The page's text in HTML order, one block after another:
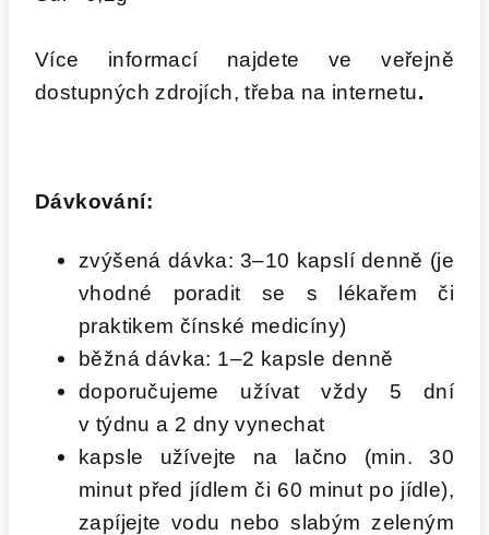
Více informací najdete ve veřejně
dostupných zdrojích, třeba na internetu.
Dávkování:
zvýšená dávka: 3–10 kapslí denně (je
vhodné poradit se s lékařem či
praktikem čínské medicíny)
běžná dávka: 1–2 kapsle denně
doporučujeme užívat vždy 5 dní
v týdnu a 2 dny vynechat
kapsle užívejte na lačno (min. 30
minut před jídlem či 60 minut po jídle),
zapíjejte vodu nebo slabým zeleným